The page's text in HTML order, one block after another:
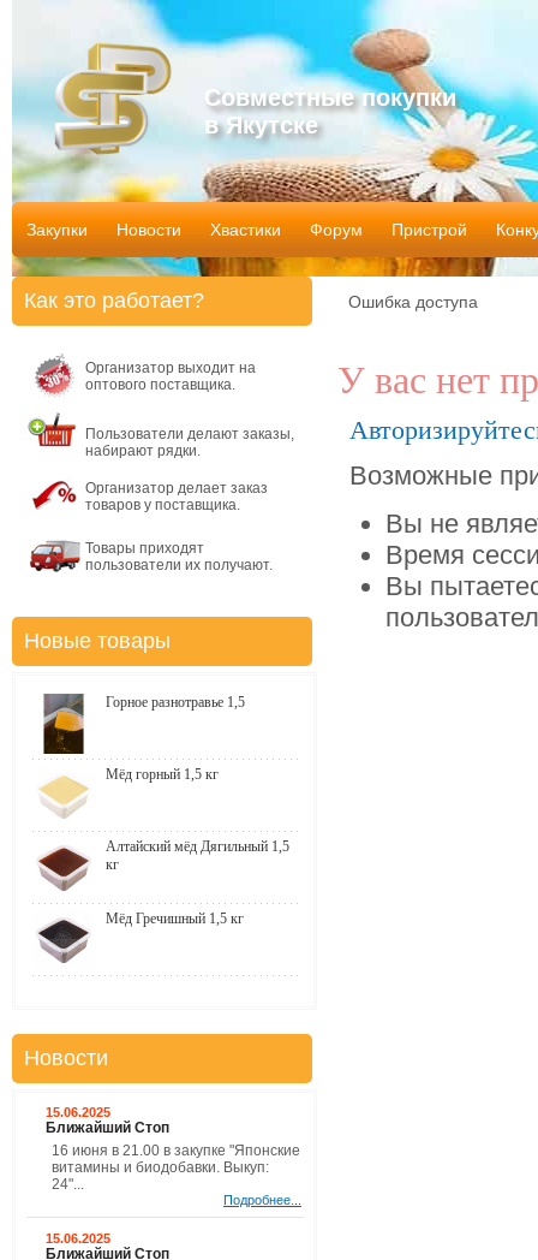
Совместные покупки
в Якутске
Закупки Новости Хвастики Форум Пристрой
Ошибка доступа
У вас нет
Возможные
Вы не
Время
Вы
Как это работает?
Организатор выходит на
оптового поставщика.
Пользователи делают заказы,
набирают рядки.
Организатор делает заказ
товаров у поставщика.
Товары приходят
пользователи их получают.
Новые товары
Горное разнотравье 1,5
Мёд горный 1,5 кг
Алтайский мёд Дягильный 1,5
кг
Мёд Гречишный 1,5 кг
Новости
15.06.2025
Ближайший Стоп
16 июня в 21.00 в закупке "Японские
витамины и биодобавки. Выкуп:
24"...
Подробнее...
15.06.2025
Ближайший Стоп